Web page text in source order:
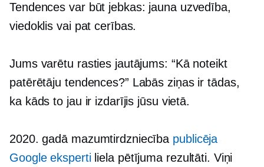
Tendences var būt jebkas: jauna uzvedība,
viedoklis vai pat cerības.
Jums varētu rasties jautājums: “Kā noteikt
patērētāju tendences?” Labās ziņas ir tādas,
ka kāds to jau ir izdarījis jūsu vietā.
2020. gadā mazumtirdzniecība publicēja
Google ekspertiliela pētījuma rezultāti. Viņi